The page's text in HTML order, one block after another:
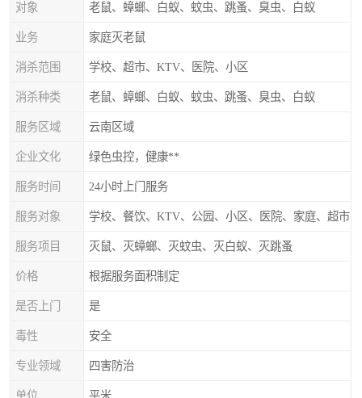
对象 老鼠、蟑螂、白蚁、蚊虫、跳蚤、臭虫、白蚁
业务 家庭灭老鼠
消杀范围 学校、超市、KTV、医院、小区
消杀种类 老鼠、蟑螂、白蚁、蚊虫、跳蚤、臭虫、白蚁
服务区域 云南区域
企业文化 绿色虫控，健康**
服务时间 24小时上门服务
服务对象 学校、餐饮、KTV、公园、小区、医院、家庭、超市
服务项目 灭鼠、灭蟑螂、灭蚊虫、灭白蚁、灭跳蚤
价格 根据服务面积制定
是否上门 是
毒性 安全
专业领域 四害防治